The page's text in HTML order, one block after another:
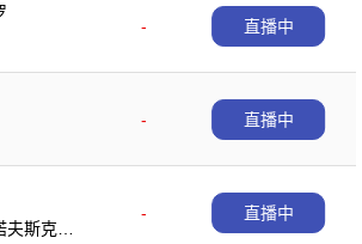
-
直播中
-
直播中
-
斯克伏
直播中